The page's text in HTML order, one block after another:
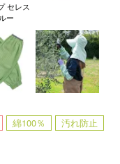
セレス
ー
綿100％
汚れ防止